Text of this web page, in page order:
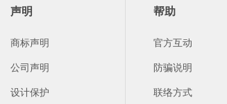
声明
商标声明
公司声明
设计保护
帮助
官方互动
防骗说明
联络方式